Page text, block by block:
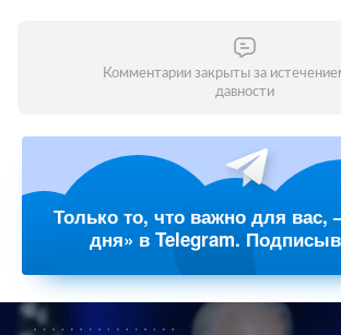
Комментарии закрыты за
давности
Только то, что важно для вас,
дня» в Telegram.